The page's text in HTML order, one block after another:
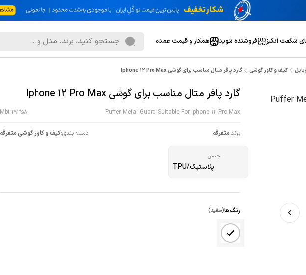
شگفت انگیز فروشنده شوید همکار و قیمت عمده
کیف و کاور گوشی گارد پافر متال مناسب برای گوشی Iphone 12 Pro Max
گارد پافر متال مناسب برای گوشی Iphone 12 Pro Max
Puffer Metal Guard Suitable For Iphone 12 Pro Max
Mbt-29358
برند:متفرقه دسته بندی:کیف و کاور گوشی متفرقه
جنس
پلاستیک/TPU
رنگ ها(سفید)